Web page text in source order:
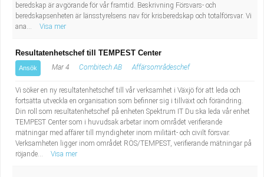
beredskap är avgörande för vår framtid. Beskrivning Försvars- och
beredskapsenheten är länsstyrelsens nav för krisberedskap och totalförsvar. Vi
ana...
Visa mer
Resultatenhetschef till TEMPEST Center
Ansök Mar 4 Combitech AB Affärsområdeschef
Vi söker en ny resultatenhetschef till vår verksamhet i Växjö för att leda och
fortsätta utveckla en organisation som befinner sig i tillväxt och förändring.
Din roll som resultatenhetschef på enheten Spektrum IT Du ska leda vår enhet
TEMPEST Center som i huvudsak arbetar inom området verifierande
mätningar med affärer till myndigheter inom militärt- och civilt försvar.
Verksamheten ligger inom området RÖS/TEMPEST, verifierande mätningar på
röjande...
Visa mer